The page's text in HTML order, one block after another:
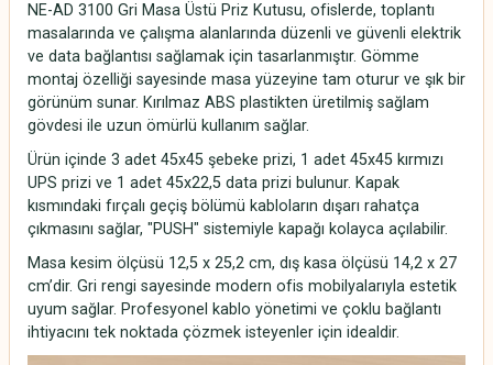
NE-AD 3100 Gri Masa Üstü Priz Kutusu, ofislerde, toplantı
masalarında ve çalışma alanlarında düzenli ve güvenli elektrik
ve data bağlantısı sağlamak için tasarlanmıştır. Gömme
montaj özelliği sayesinde masa yüzeyine tam oturur ve şık bir
görünüm sunar. Kırılmaz ABS plastikten üretilmiş sağlam
gövdesi ile uzun ömürlü kullanım sağlar.
Ürün içinde 3 adet 45x45 şebeke prizi, 1 adet 45x45 kırmızı
UPS prizi ve 1 adet 45x22,5 data prizi bulunur. Kapak
kısmındaki fırçalı geçiş bölümü kabloların dışarı rahatça
çıkmasını sağlar, "PUSH" sistemiyle kapağı kolayca açılabilir.
Masa kesim ölçüsü 12,5 x 25,2 cm, dış kasa ölçüsü 14,2 x 27
cm’dir. Gri rengi sayesinde modern ofis mobilyalarıyla estetik
uyum sağlar. Profesyonel kablo yönetimi ve çoklu bağlantı
ihtiyacını tek noktada çözmek isteyenler için idealdir.